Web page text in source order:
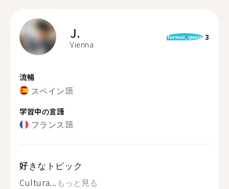
J.
Vienna
format_quote 3
流暢
スペイン語
学習中の言語
フランス語
好きなトピック
Cultura... もっと見る